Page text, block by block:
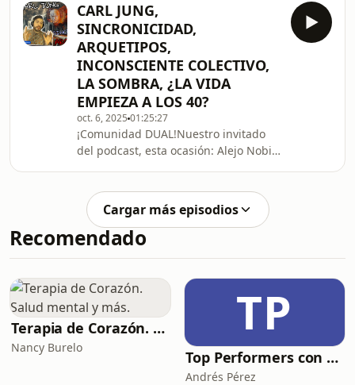
Investigación y creación en arte).
Profesor de arte y música.
Investigador en sanación holística,
terapia transpersonal, tradiciones
espirituales ancestrales,
musicoterapia, mitología, historia y
psicología.En esta ocasión estuvimos
muy apasionados hablando de la
Cábala
CARL JUNG,
SINCRONICIDAD,
ARQUETIPOS,
INCONSCIENTE COLECTIVO,
LA SOMBRA, ¿LA VIDA
EMPIEZA A LOS 40?
oct. 6, 2025 01:25:27
¡Comunidad DUAL!Nuestro invitado
del podcast, esta ocasión: Alejo Nobili,
Laberinto&quot;.Nos centramos en el
médico, psicólogo y ensayista suizo,
Carl Gustav Jung.Hablamos de
conceptos a veces mal entendidos y
sincronicidad, la sombra y el
inconsciente colectivo.¡La distancia
que toma de Freud o Lacan, los su
Cargar más episodios
Recomendado
Terapia de Corazón. Salud mental y más.
Nancy Burelo
TP
Top Performers con Andrés Pérez
Andrés Pérez